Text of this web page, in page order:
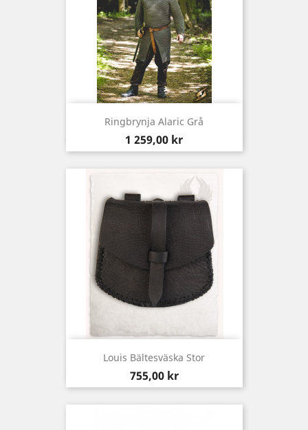
Ringbrynja Alaric Grå
Pris
1 259,00 kr
Louis Bältesväska Stor
Pris
755,00 kr